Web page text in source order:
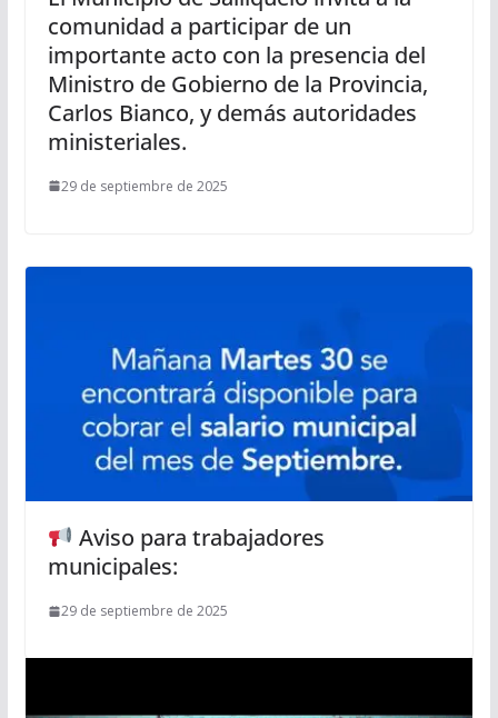
comunidad a participar de un
importante acto con la presencia del
Ministro de Gobierno de la Provincia,
Carlos Bianco, y demás autoridades
ministeriales.
29 de septiembre de 2025
Aviso para trabajadores
municipales:
29 de septiembre de 2025